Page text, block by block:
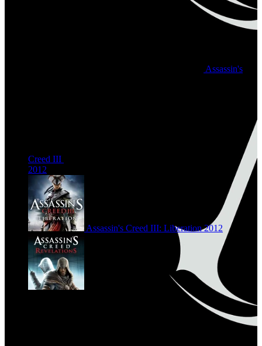
Assassin's
Creed III
2012
Assassin's Creed III: Liberation2012